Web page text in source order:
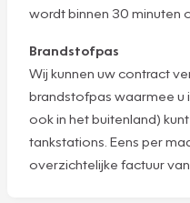
wordt binnen 30 minuten
Brandstofpas
Wij kunnen uw contract
brandstofpas waarmee u
ook in het buitenland)
tankstations. Eens per
overzichtelijke factuur van.